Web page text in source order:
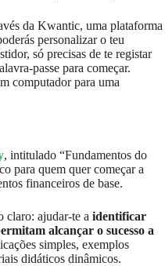
da Kwantic, uma plataforma
personalizar o teu
só precisas de te registar
passe para começar.
computador para uma
, intitulado “Fundamentos do
para quem quer começar a
financeiros de base.
claro: ajudar-te a identificar
alcançar o sucesso a
simples, exemplos
didáticos dinâmicos.